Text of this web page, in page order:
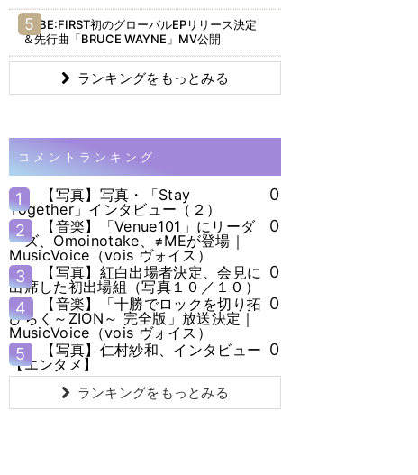
BE:FIRST初のグローバルEPリリース決定
＆先行曲「BRUCE WAYNE」MV公開
ランキングをもっとみる
コメントランキング
1
【写真】写真・「Stay
Together」インタビュー（２）
0
2
【音楽】「Venue101」にリーダ
ーズ、Omoinotake、≠MEが登場｜
MusicVoice（vois ヴォイス）
0
3
【写真】紅白出場者決定、会見に
出席した初出場組（写真１０／１０）
0
4
【音楽】「十勝でロックを切り拓
ひらく～ZION～ 完全版」放送決定｜
MusicVoice（vois ヴォイス）
0
5
【写真】仁村紗和、インタビュー
【エンタメ】
0
ランキングをもっとみる